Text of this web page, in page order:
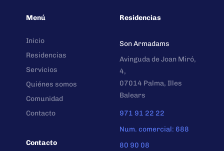
Menú
Inicio
Residencias
Servicios
Quiénes somos
Comunidad
Contacto
Contacto
Residencias
Son Armadams
Avinguda de Joan Miró,
4,
07014 Palma, Illes
Balears
971 91 22 22
Num. comercial: 688
80 90 08